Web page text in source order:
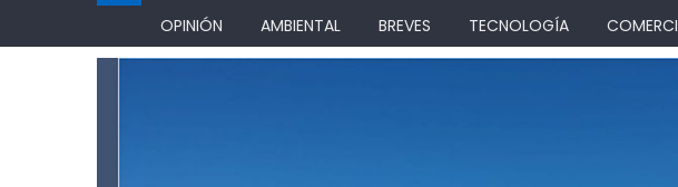
OPINIÓN
AMBIENTAL BREVES TECNOLOGÍA